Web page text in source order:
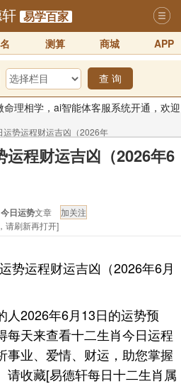
易学百家
测算 商城 APP
查 询
理相学，ai智能体客服系统开通，欢迎
迎大家来体验新程序及感觉！！
说明
2025-10-12
标及LOGO注册声明
2021-9-7
运势运程财运吉凶（2026年
运程财运吉凶（2026年6
日运势文章
请刷新再打开]
运程财运吉凶（2026年6月
2026年6月13日的运势预
每天来查看十二生肖今日运程
事业、爱情、财运，助您掌握
请收藏[易德轩每日十二生肖属